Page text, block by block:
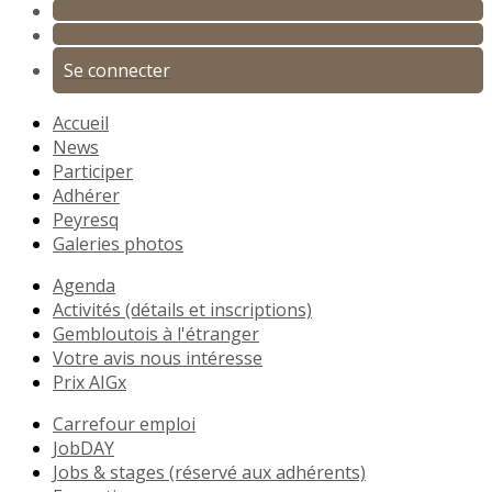
Se connecter
Accueil
News
Participer
Adhérer
Peyresq
Galeries photos
Agenda
Activités (détails et inscriptions)
Gembloutois à l'étranger
Votre avis nous intéresse
Prix AIGx
Carrefour emploi
JobDAY
Jobs & stages (réservé aux adhérents)